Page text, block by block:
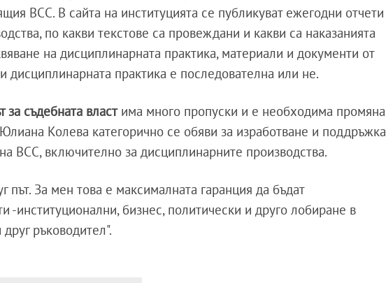
ВСС. В сайта на институцията се публикуват ежегодни отчети
по какви текстове са провеждани и какви са наказанията
на дисциплинарната практика, материали и документи от
практика е последователна или не.
за съдебната властима много пропуски и е необходима промяна
Колева категорично се обяви за изработване и поддръжка
ВСС, включително за дисциплинарните производства.
За мен това е максималната гаранция да бъдат
-институционални, бизнес, политически и друго лобиране в
ръководител".